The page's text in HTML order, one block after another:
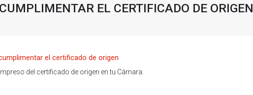
EL CERTIFICADO DE ORIGEN
el certificado de origen
del certificado de origen en tu Cámara.